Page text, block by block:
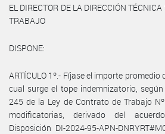
EL DIRECTOR DE LA DIRECCIÓN TÉCNICA
TRABAJO
DISPONE:
ARTÍCULO 1º.- Fíjase el importe
cual surge el tope indemnizatorio,
245 de la Ley de Contrato de Trabajo
modificatorias, derivado del
Disposición DI-2024-95-APN-